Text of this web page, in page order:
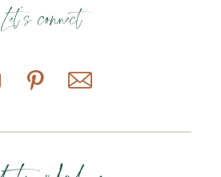
Let's connect